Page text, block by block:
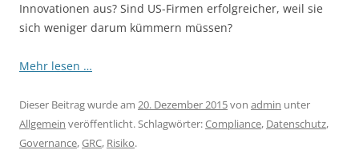
Innovationen aus? Sind US-Firmen erfolgreicher, weil sie
sich weniger darum kümmern müssen?
Mehr lesen …
Dieser Beitrag wurde am 20. Dezember 2015von admin unter
Allgemein veröffentlicht. Schlagwörter:Compliance, Datenschutz,
Governance,GRC, Risiko.